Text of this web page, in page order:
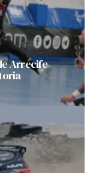
Arrecife